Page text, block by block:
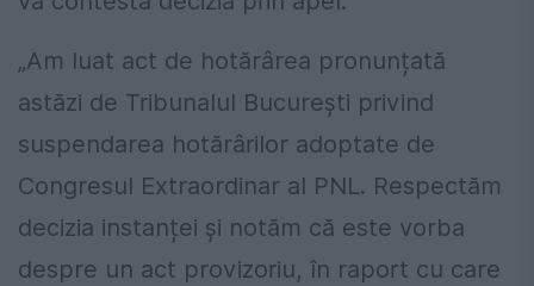
„Am luat act de hotărârea pronunțată
astăzi de Tribunalul București privind
suspendarea hotărârilor adoptate de
Congresul Extraordinar al PNL. Respectăm
decizia instanței și notăm că este vorba
despre un act provizoriu, în raport cu care